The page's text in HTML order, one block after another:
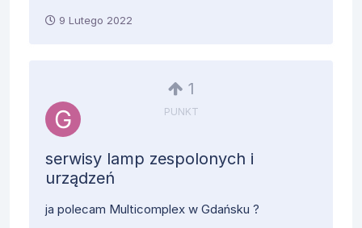
9 Lutego 2022
1
PUNKT
serwisy lamp zespolonych i
urządzeń
ja polecam Multicomplex w Gdańsku ?